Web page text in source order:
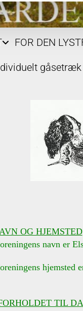
FOR DEN
OG HJEMSTED
navn er
hjemsted
TIL